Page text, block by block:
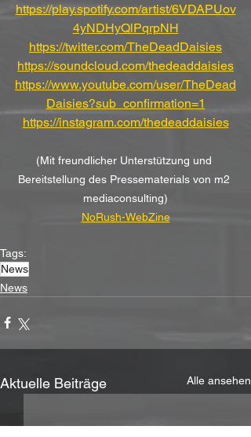
https://play.spotify.com/artist/6VDAPUov
4yNDHyQlPqrpNH
https://twitter.com/TheDeadDaisies
https://soundcloud.com/thedeaddaisies
https://www.youtube.com/user/TheDead
Daisies?sub_confirmation=1
https://instagram.com/thedeaddaisies
(Mit freundlicher Unterstützung und
Bereitstellung des Pressematerials von m2
mediaconsulting)
NoRush-WebZine
Tags:
News
News
Aktuelle Beiträge Alle ansehen